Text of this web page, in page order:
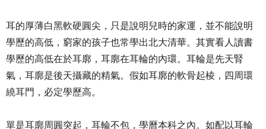
耳的厚薄白黑軟硬圓尖，只是說明兒時的家運，並不能說明
學歷的高低，窮家的孩子也常學出北大清華。其實看人讀書
學歷的高低在於耳廓，耳廓在耳輪的內環。耳輪是先天腎
氣，耳廓是後天攝藏的精氣。假如耳廓的軟骨起棱，四周環
繞耳門，必定學歷高。
單是耳廓周圓突起，耳輪不包，學曆本科之內。如配以耳輪